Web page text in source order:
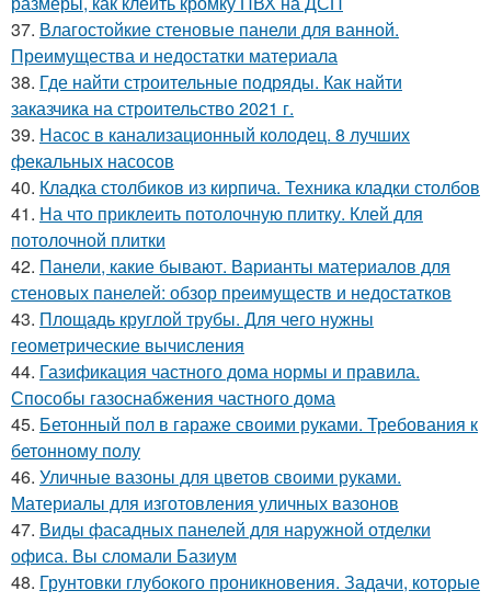
37. Влагостойкие стеновые панели для ванной.
Преимущества и недостатки материала
38. Где найти строительные подряды. Как найти
заказчика на строительство 2021 г.
39. Насос в канализационный колодец. 8 лучших
фекальных насосов
40. Кладка столбиков из кирпича. Техника кладки столбов
41. На что приклеить потолочную плитку. Клей для
потолочной плитки
42. Панели, какие бывают. Варианты материалов для
стеновых панелей: обзор преимуществ и недостатков
43. Площадь круглой трубы. Для чего нужны
геометрические вычисления
44. Газификация частного дома нормы и правила.
Способы газоснабжения частного дома
45. Бетонный пол в гараже своими руками. Требования к
бетонному полу
46. Уличные вазоны для цветов своими руками.
Материалы для изготовления уличных вазонов
47. Виды фасадных панелей для наружной отделки
офиса. Вы сломали Базиум
48. Грунтовки глубокого проникновения. Задачи, которые